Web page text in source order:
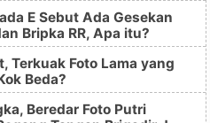
E Sebut Ada Gesekan
Bripka RR, Apa itu?
Terkuak Foto Lama yang
Beda?
Beredar Foto Putri